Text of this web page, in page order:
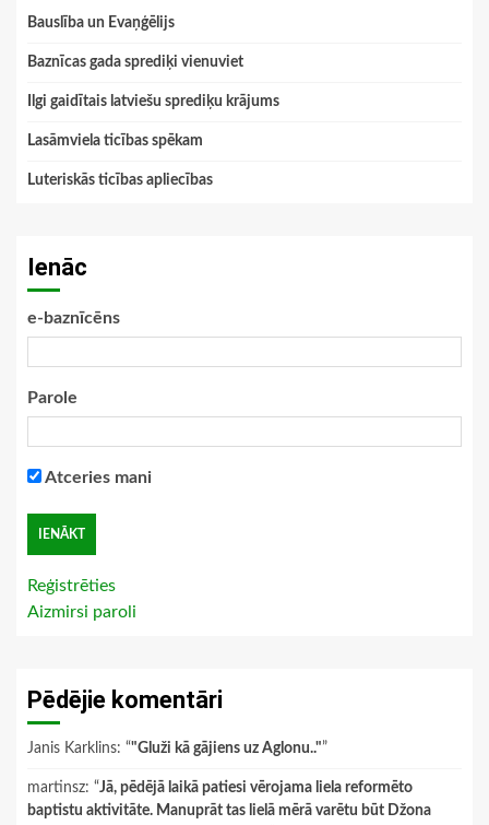
Bauslība un Evaņģēlijs
Baznīcas gada sprediķi vienuviet
Ilgi gaidītais latviešu sprediķu krājums
Lasāmviela ticības spēkam
Luteriskās ticības apliecības
Ienāc
e-baznīcēns
Parole
Atceries mani
Reģistrēties
Aizmirsi paroli
Pēdējie komentāri
Janis Karklins: “"Gluži kā gājiens uz Aglonu.."”
martinsz: “Jā, pēdējā laikā patiesi vērojama liela reformēto
baptistu aktivitāte. Manuprāt tas lielā mērā varētu būt Džona